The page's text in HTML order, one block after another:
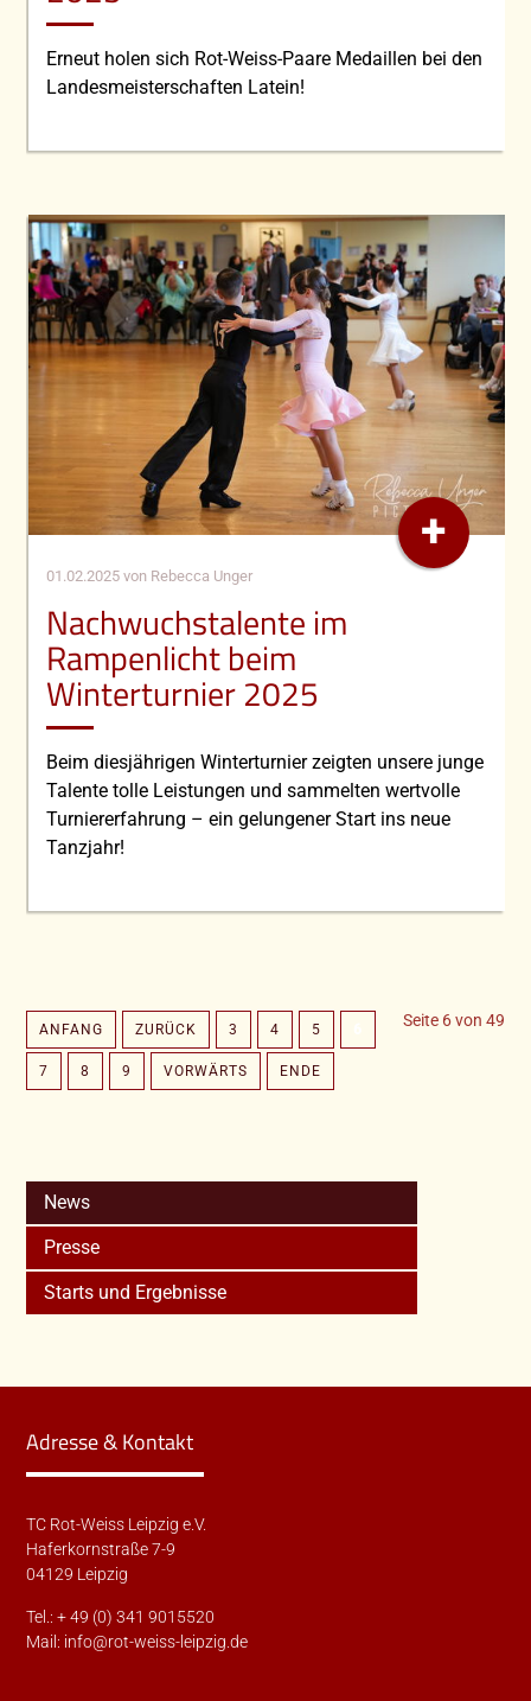
Erneut holen sich Rot-Weiss-Paare Medaillen bei den
Landesmeisterschaften Latein!
01.02.2025 von Rebecca Unger
Nachwuchstalente im
Rampenlicht beim
Winterturnier 2025
Beim diesjährigen Winterturnier zeigten unsere junge
Talente tolle Leistungen und sammelten wertvolle
Turniererfahrung – ein gelungener Start ins neue
Tanzjahr!
+
Seite 6 von 49
ANFANG ZURÜCK 3 4 5
7 8 9 VORWÄRTS ENDE
News
Presse
Starts und Ergebnisse
Adresse & Kontakt
TC Rot-Weiss Leipzig e.V.
Haferkornstraße 7-9
04129 Leipzig
Tel.: + 49 (0) 341 9015520
Mail: info@rot-weiss-leipzig.de